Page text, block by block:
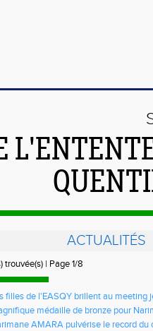
ACTUALITÉS
trouvée(s) | Page 1/8
filles de l'EASQY brillent au meeting
4 records du club battus
médaille de bronze pour
en salleAMARA pulvérise le record